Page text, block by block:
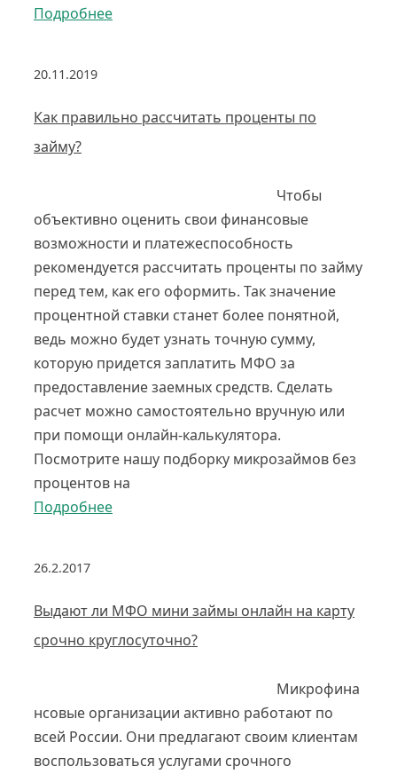
Подробнее
20.11.2019
Как правильно рассчитать проценты по
займу?
Чтобы
объективно оценить свои финансовые
возможности и платежеспособность
рекомендуется рассчитать проценты по займу
перед тем, как его оформить. Так значение
процентной ставки станет более понятной,
ведь можно будет узнать точную сумму,
которую придется заплатить МФО за
предоставление заемных средств. Сделать
расчет можно самостоятельно вручную или
при помощи онлайн-калькулятора.
Посмотрите нашу подборку микрозаймов без
процентов на
Подробнее
26.2.2017
Выдают ли МФО мини займы онлайн на карту
срочно круглосуточно?
Микрофина
нсовые организации активно работают по
всей России. Они предлагают своим клиентам
воспользоваться услугами срочного